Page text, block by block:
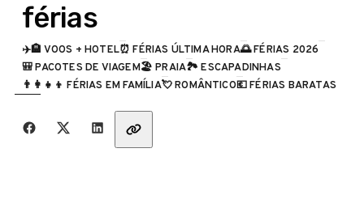
férias
CATEGORIA
✈️🏨 VOOS + HOTEL⏰ FÉRIAS ÚLTIMA HORA🌅 FÉRIAS 2026
🎒 PACOTES DE VIAGEM🏖️ PRAIA🏞️ ESCAPADINHAS
👨‍👩‍👧‍👦 FÉRIAS EM FAMÍLIA💘 ROMÂNTICO💶 FÉRIAS BARATAS
Partilha com amigos